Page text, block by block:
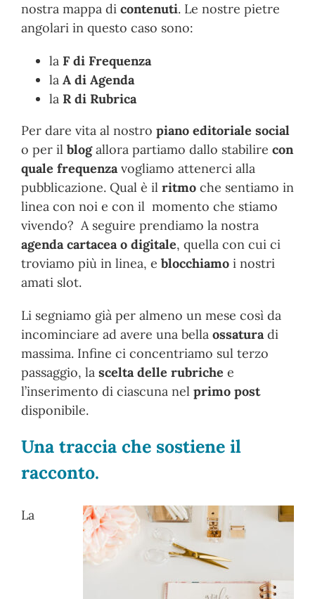
nostra mappa di contenuti. Le nostre pietre
angolari in questo caso sono:
la F di Frequenza
la A di Agenda
la R di Rubrica
Per dare vita al nostro piano editoriale social
o per il blogallora partiamo dallo stabilire con
quale frequenzavogliamo attenerci alla
pubblicazione. Qual è il ritmo che sentiamo in
linea con noi e con il momento che stiamo
vivendo? A seguire prendiamo la nostra
agenda cartacea o digitale, quella con cui ci
troviamo più in linea, e blocchiamo i nostri
amati slot.
Li segniamo già per almeno un mese così da
incominciare ad avere una bella ossaturadi
massima. Infine ci concentriamo sul terzo
passaggio, la scelta delle rubriche e
l’inserimento di ciascuna nel primo post
disponibile.
Una traccia che sostiene il
racconto.
La